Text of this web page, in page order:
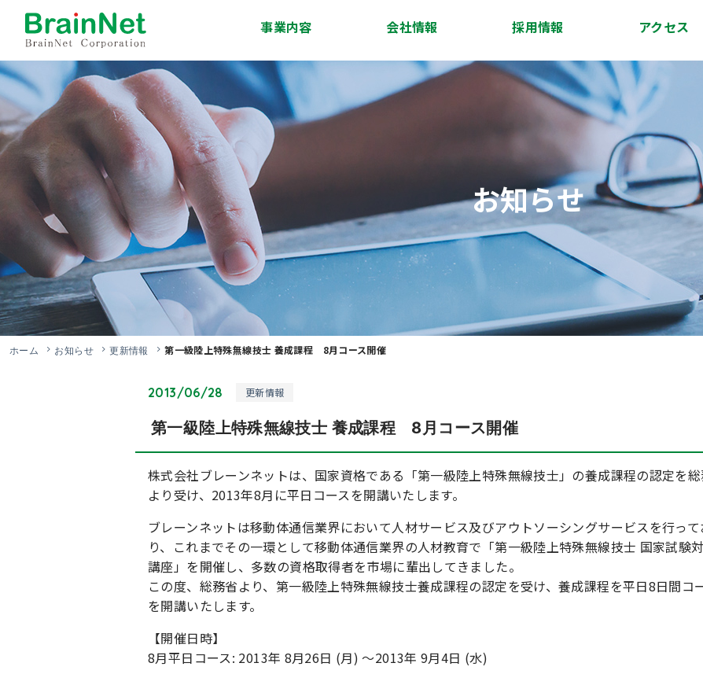
事業内容
システム開発事業
インフラサービス事
移動体通信事業
エンジニア派遣・人
材紹介事業
技術研修事業
ソリューション事業
会社情報
スタッフ紹介
採用情報 アクセス
お知らせ
ホーム お知らせ 更新情報 第一級陸上特殊無線技士 養成課程 8月コース開催
2013/06/28 更新情報
第一級陸上特殊無線技士 養成課程 8月コース開催
株式会社ブレーンネットは、国家資格である「第一級陸上特殊無線技士」の養成課程の認定を
より受け、2013年8月に平日コースを開講いたします。
ブレーンネットは移動体通信業界において人材サービス及びアウトソーシングサービスを行って
り、これまでその一環として移動体通信業界の人材教育で「第一級陸上特殊無線技士 国家試験
講座」を開催し、多数の資格取得者を市場に輩出してきました。
この度、総務省より、第一級陸上特殊無線技士養成課程の認定を受け、養成課程を平日8日間コ
を開講いたします。
【開催日時】
8月平日コース: 2013年 8月26日 (月) ～2013年 9月4日 (水)